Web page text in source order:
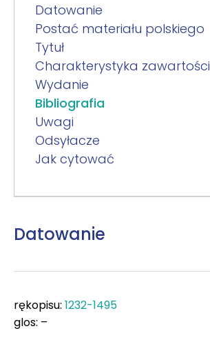
Datowanie
Postać materiału polskiego
Tytuł
Charakterystyka zawartości
Wydanie
Bibliografia
Uwagi
Odsyłacze
Jak cytować
Datowanie
rękopisu: 1232-1495
glos: –